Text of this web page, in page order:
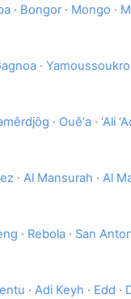
· Bongor· Mongo ·
· Yamoussoukro
· Ouê‘a · ‘Ali
· Al Mansurah · Al
· Rebola · San
· Adi Keyh · Edd ·